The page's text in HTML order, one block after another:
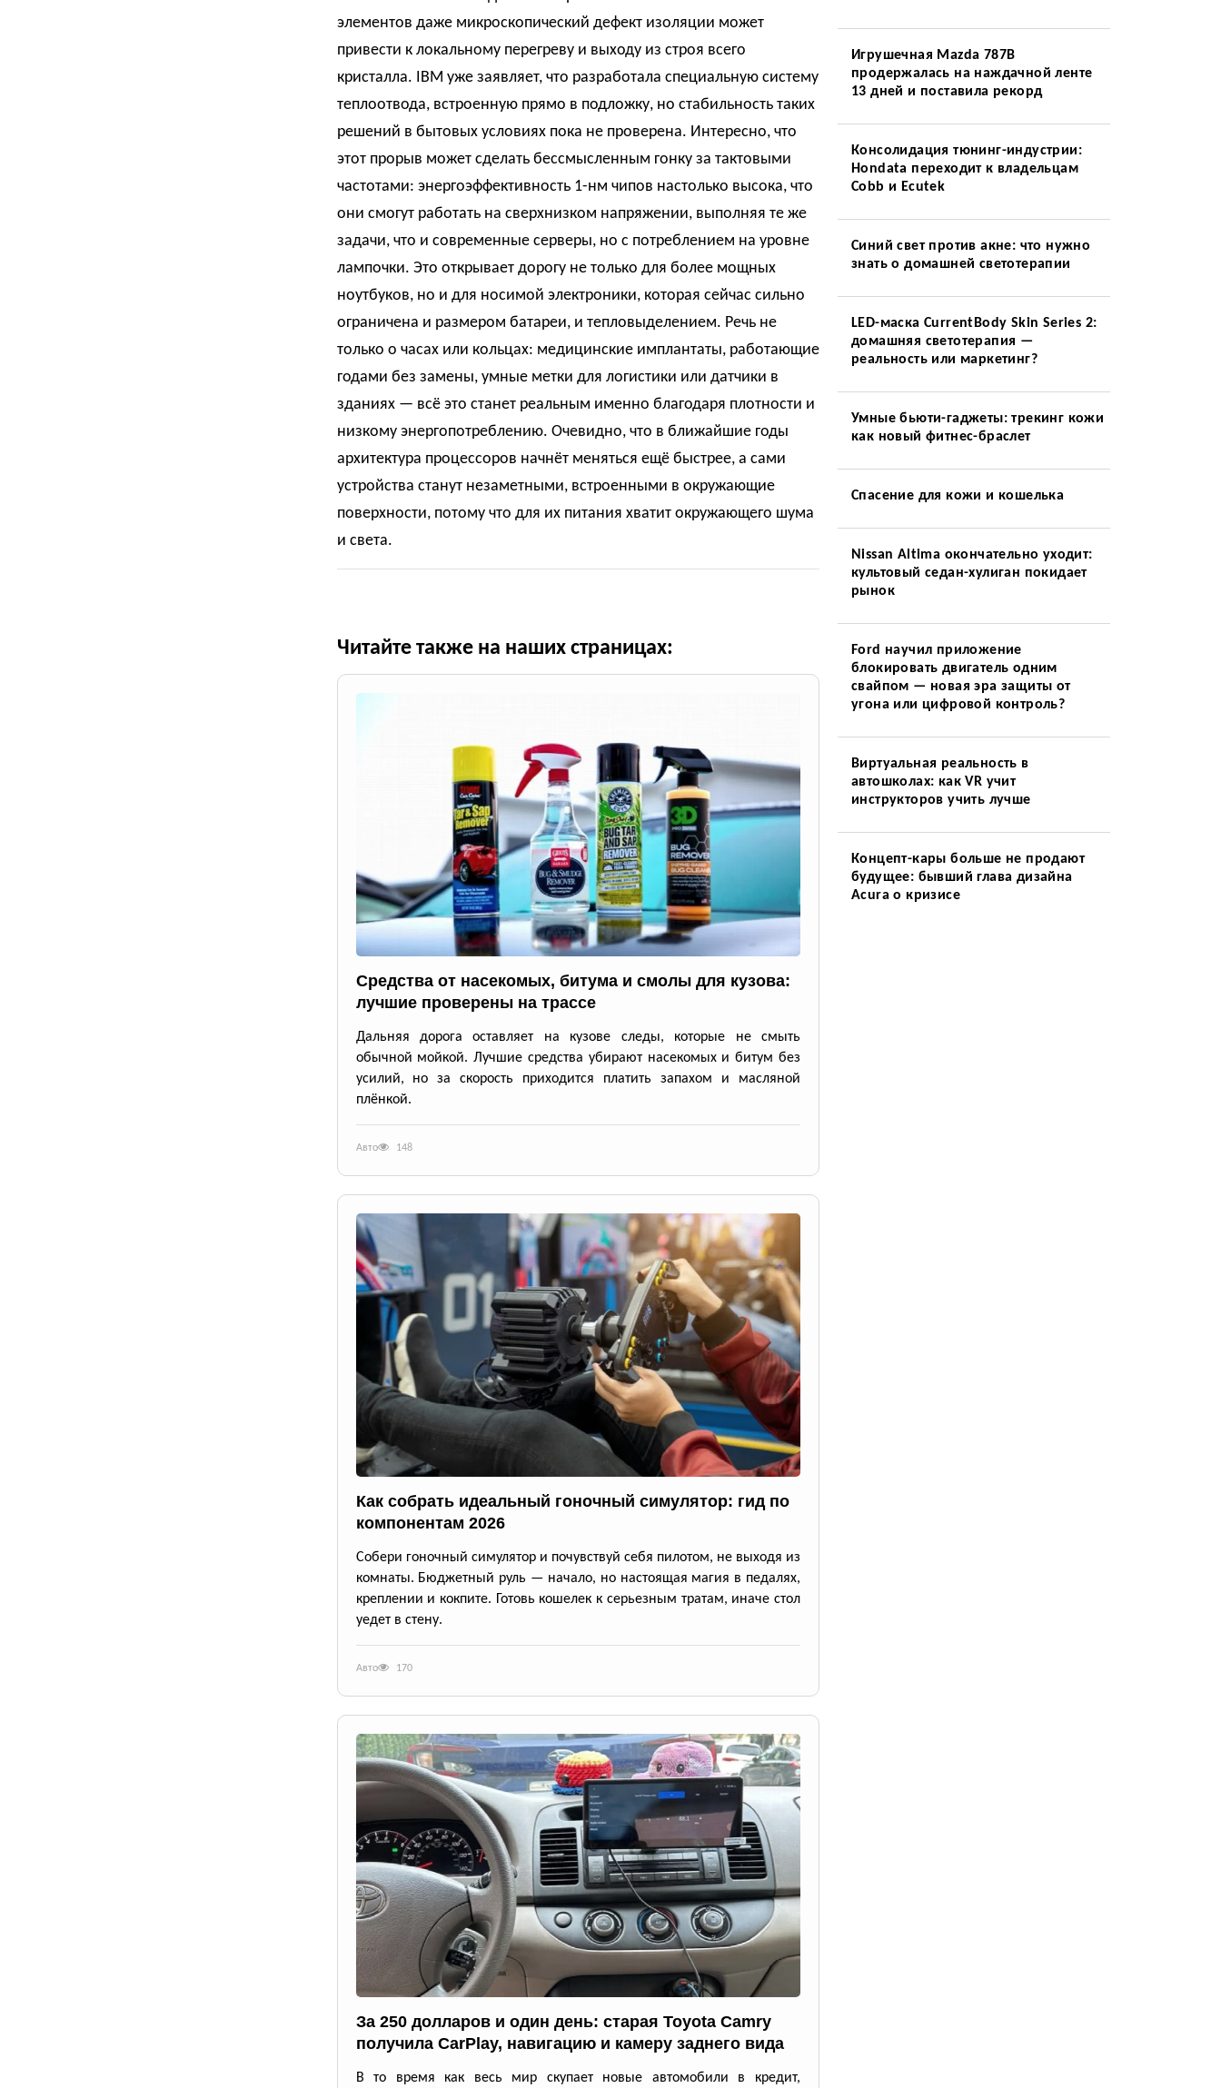
элементов даже микроскопический дефект изоляции может
привести к локальному перегреву и выходу из строя всего
кристалла. IBM уже заявляет, что разработала специальную систему
теплоотвода, встроенную прямо в подложку, но стабильность таких
решений в бытовых условиях пока не проверена. Интересно, что
этот прорыв может сделать бессмысленным гонку за тактовыми
частотами: энергоэффективность 1-нм чипов настолько высока, что
они смогут работать на сверхнизком напряжении, выполняя те же
задачи, что и современные серверы, но с потреблением на уровне
лампочки. Это открывает дорогу не только для более мощных
ноутбуков, но и для носимой электроники, которая сейчас сильно
ограничена и размером батареи, и тепловыделением. Речь не
только о часах или кольцах: медицинские имплантаты, работающие
годами без замены, умные метки для логистики или датчики в
зданиях — всё это станет реальным именно благодаря плотности и
низкому энергопотреблению. Очевидно, что в ближайшие годы
архитектура процессоров начнёт меняться ещё быстрее, а сами
устройства станут незаметными, встроенными в окружающие
поверхности, потому что для их питания хватит окружающего шума
и света.
Читайте также на наших страницах:
Средства от насекомых, битума и смолы для кузова:
лучшие проверены на трассе
Дальняя дорога оставляет на кузове следы, которые не смыть
обычной мойкой. Лучшие средства убирают насекомых и битум без
усилий, но за скорость приходится платить запахом и масляной
плёнкой.
Авто 148
Как собрать идеальный гоночный симулятор: гид по
компонентам 2026
Собери гоночный симулятор и почувствуй себя пилотом, не выходя из
комнаты. Бюджетный руль — начало, но настоящая магия в педалях,
креплении и кокпите. Готовь кошелек к серьезным тратам, иначе стол
уедет в стену.
Авто 170
За 250 долларов и один день: старая Toyota Camry
получила CarPlay, навигацию и камеру заднего вида
В то время как весь мир скупает новые автомобили в кредит,
Игрушечная Mazda 787B
продержалась на наждачной ленте
13 дней и поставила рекорд
Консолидация тюнинг-индустрии:
Hondata переходит к владельцам
Cobb и Ecutek
Синий свет против акне: что нужно
знать о домашней светотерапии
LED-маска CurrentBody Skin Series 2:
домашняя светотерапия —
реальность или маркетинг?
Умные бьюти-гаджеты: трекинг кожи
как новый фитнес-браслет
Спасение для кожи и кошелька
Nissan Altima окончательно уходит:
культовый седан-хулиган покидает
рынок
Ford научил приложение
блокировать двигатель одним
свайпом — новая эра защиты от
угона или цифровой контроль?
Виртуальная реальность в
автошколах: как VR учит
инструкторов учить лучше
Концепт-кары больше не продают
будущее: бывший глава дизайна
Acura о кризисе